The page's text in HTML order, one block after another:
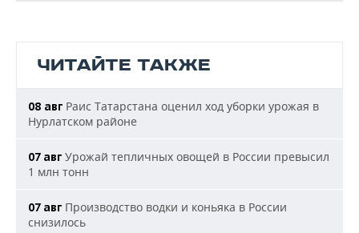
ЧИТАЙТЕ ТАКЖЕ
08 авг Раис Татарстана оценил ход уборки урожая в
Нурлатском районе
07 авг Урожай тепличных овощей в России превысил
1 млн тонн
07 авг Производство водки и коньяка в России
снизилось